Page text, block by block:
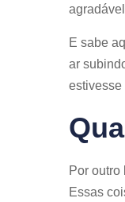
E sabe
ar
estivesse
Por
Essas